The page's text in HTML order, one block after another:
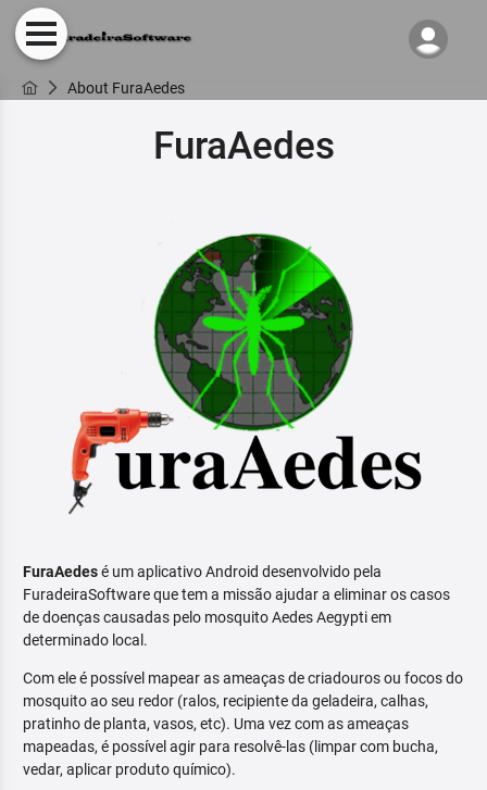
About FuraAedes
FuraAedes
FuraAedesé um aplicativo Android desenvolvido pela
FuradeiraSoftware que tem a missão ajudar a eliminar os casos
de doenças causadas pelo mosquito Aedes Aegypti em
determinado local.
Com ele é possível mapear as ameaças de criadouros ou focos do
mosquito ao seu redor (ralos, recipiente da geladeira, calhas,
pratinho de planta, vasos, etc). Uma vez com as ameaças
mapeadas, é possível agir para resolvê-las (limpar com bucha,
vedar, aplicar produto químico).